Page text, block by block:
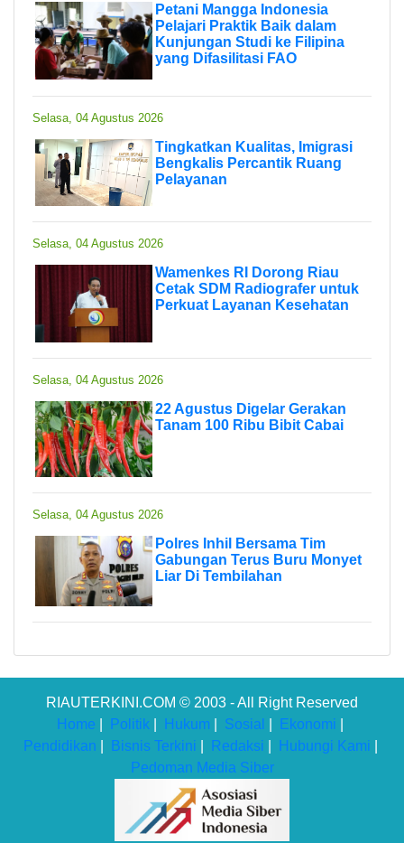
Petani Mangga Indonesia
Pelajari Praktik Baik dalam
Kunjungan Studi ke Filipina
yang Difasilitasi FAO
Selasa, 04 Agustus 2026
Tingkatkan Kualitas, Imigrasi
Bengkalis Percantik Ruang
Pelayanan
Selasa, 04 Agustus 2026
Wamenkes RI Dorong Riau
Cetak SDM Radiografer untuk
Perkuat Layanan Kesehatan
Selasa, 04 Agustus 2026
22 Agustus Digelar Gerakan
Tanam 100 Ribu Bibit Cabai
Selasa, 04 Agustus 2026
Polres Inhil Bersama Tim
Gabungan Terus Buru Monyet
Liar Di Tembilahan
RIAUTERKINI.COM © 2003 - All Right Reserved
Home
Politik Hukum Sosial Ekonomi
Pendidikan
Bisnis Terkini Redaksi Hubungi Kami
Pedoman Media Siber